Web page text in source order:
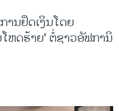
ະລັດ 2024
ານຢຶດເງິນໂດຍ
ຫດຮ້າຍ' ຕໍ່ຊາວອັຟການິ